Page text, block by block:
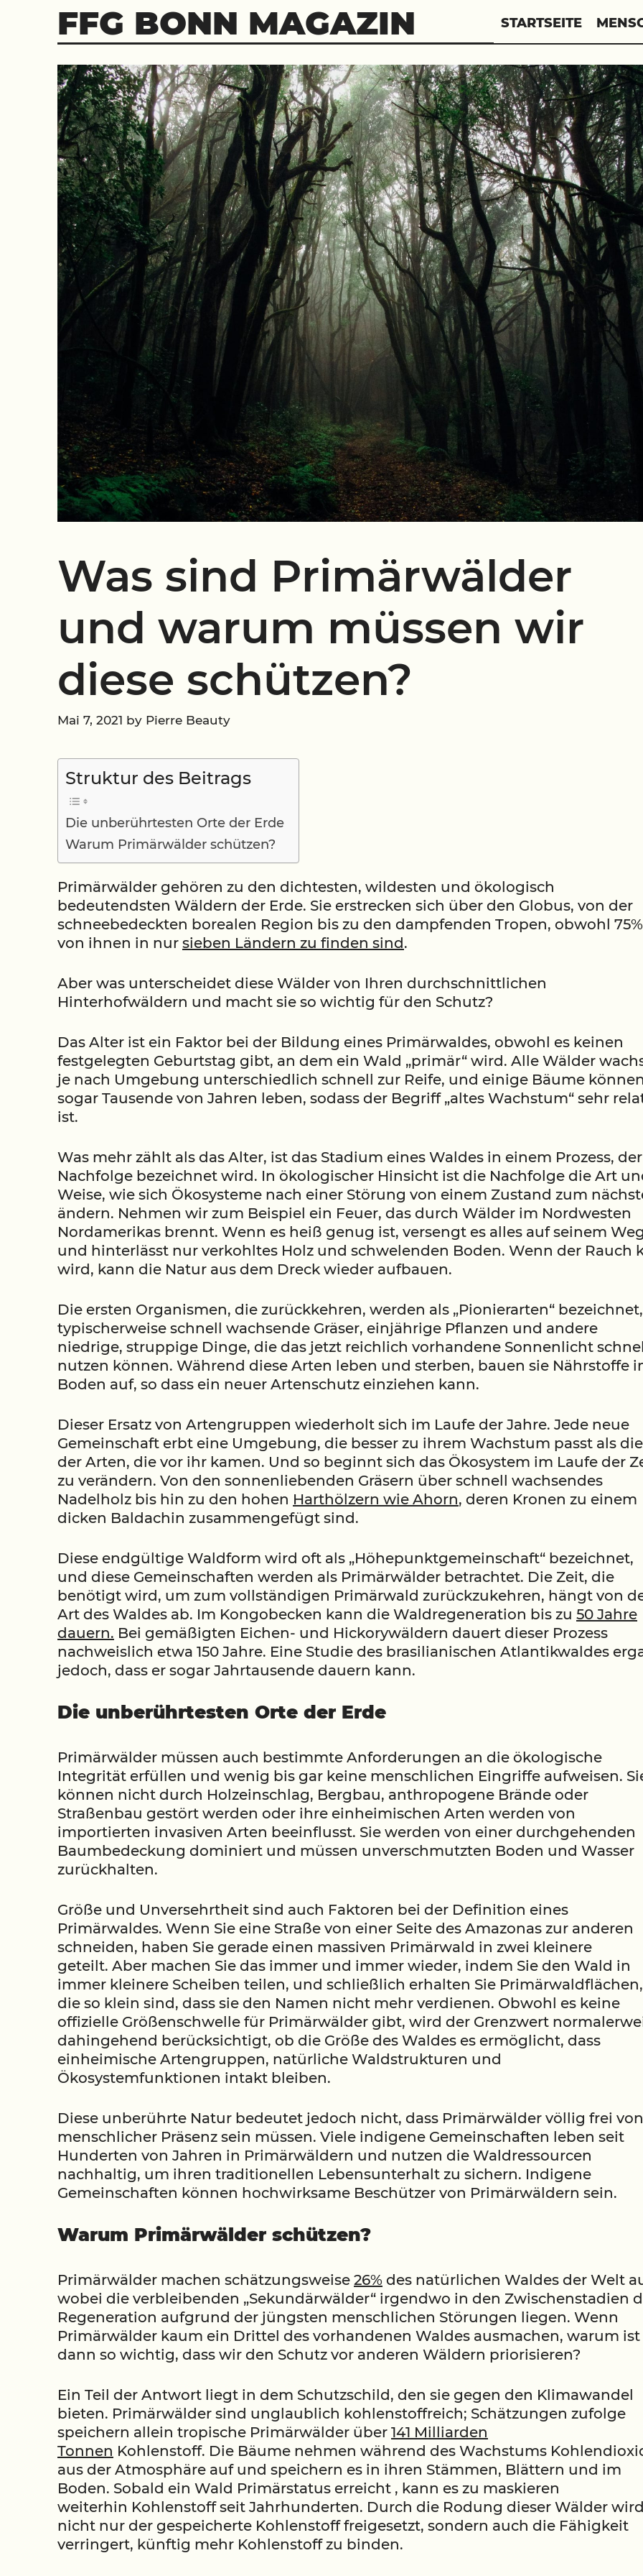
FFG BONN MAGAZIN STARTSEITE
Was sind Primärwälder
und warum müssen wir
diese schützen?
Mai 7, 2021 by Pierre Beauty
Struktur des Beitrags
Die unberührtesten Orte der Erde
Warum Primärwälder schützen?
Primärwälder gehören zu den dichtesten, wildesten und ökologisch
bedeutendsten Wäldern der Erde. Sie erstrecken sich über den Globus, von der
schneebedeckten borealen Region bis zu den dampfenden Tropen, obwohl 75%
von ihnen in nur sieben Ländern zu finden sind .
Aber was unterscheidet diese Wälder von Ihren durchschnittlichen
Hinterhofwäldern und macht sie so wichtig für den Schutz?
Das Alter ist ein Faktor bei der Bildung eines Primärwaldes, obwohl es keinen
festgelegten Geburtstag gibt, an dem ein Wald „primär“ wird. Alle Wälder
je nach Umgebung unterschiedlich schnell zur Reife, und einige Bäume
sogar Tausende von Jahren leben, sodass der Begriff „altes Wachstum“ sehr
ist.
Was mehr zählt als das Alter, ist das Stadium eines Waldes in einem Prozess,
Nachfolge bezeichnet wird. In ökologischer Hinsicht ist die Nachfolge die Art
Weise, wie sich Ökosysteme nach einer Störung von einem Zustand zum
ändern. Nehmen wir zum Beispiel ein Feuer, das durch Wälder im Nordwesten
Nordamerikas brennt. Wenn es heiß genug ist, versengt es alles auf seinem
und hinterlässt nur verkohltes Holz und schwelenden Boden. Wenn der Rauch
wird, kann die Natur aus dem Dreck wieder aufbauen.
Die ersten Organismen, die zurückkehren, werden als „Pionierarten“ bezeichnet,
typischerweise schnell wachsende Gräser, einjährige Pflanzen und andere
niedrige, struppige Dinge, die das jetzt reichlich vorhandene Sonnenlicht
nutzen können. Während diese Arten leben und sterben, bauen sie Nährstoffe
Boden auf, so dass ein neuer Artenschutz einziehen kann.
Dieser Ersatz von Artengruppen wiederholt sich im Laufe der Jahre. Jede neue
Gemeinschaft erbt eine Umgebung, die besser zu ihrem Wachstum passt als die
der Arten, die vor ihr kamen. Und so beginnt sich das Ökosystem im Laufe der
zu verändern. Von den sonnenliebenden Gräsern über schnell wachsendes
Nadelholz bis hin zu den hohen Harthölzern wie Ahorn, deren Kronen zu einem
dicken Baldachin zusammengefügt sind.
Diese endgültige Waldform wird oft als „Höhepunktgemeinschaft“ bezeichnet,
und diese Gemeinschaften werden als Primärwälder betrachtet. Die Zeit, die
benötigt wird, um zum vollständigen Primärwald zurückzukehren, hängt von
Art des Waldes ab. Im Kongobecken kann die Waldregeneration bis zu 50 Jahre
dauern. Bei gemäßigten Eichen- und Hickorywäldern dauert dieser Prozess
nachweislich etwa 150 Jahre. Eine Studie des brasilianischen Atlantikwaldes
jedoch, dass er sogar Jahrtausende dauern kann.
Die unberührtesten Orte der Erde
Primärwälder müssen auch bestimmte Anforderungen an die ökologische
Integrität erfüllen und wenig bis gar keine menschlichen Eingriffe aufweisen.
können nicht durch Holzeinschlag, Bergbau, anthropogene Brände oder
Straßenbau gestört werden oder ihre einheimischen Arten werden von
importierten invasiven Arten beeinflusst. Sie werden von einer durchgehenden
Baumbedeckung dominiert und müssen unverschmutzten Boden und Wasser
zurückhalten.
Größe und Unversehrtheit sind auch Faktoren bei der Definition eines
Primärwaldes. Wenn Sie eine Straße von einer Seite des Amazonas zur anderen
schneiden, haben Sie gerade einen massiven Primärwald in zwei kleinere
geteilt. Aber machen Sie das immer und immer wieder, indem Sie den Wald in
immer kleinere Scheiben teilen, und schließlich erhalten Sie Primärwaldflächen,
die so klein sind, dass sie den Namen nicht mehr verdienen. Obwohl es keine
offizielle Größenschwelle für Primärwälder gibt, wird der Grenzwert
dahingehend berücksichtigt, ob die Größe des Waldes es ermöglicht, dass
einheimische Artengruppen, natürliche Waldstrukturen und
Ökosystemfunktionen intakt bleiben.
Diese unberührte Natur bedeutet jedoch nicht, dass Primärwälder völlig frei von
menschlicher Präsenz sein müssen. Viele indigene Gemeinschaften leben seit
Hunderten von Jahren in Primärwäldern und nutzen die Waldressourcen
nachhaltig, um ihren traditionellen Lebensunterhalt zu sichern. Indigene
Gemeinschaften können hochwirksame Beschützer von Primärwäldern sein.
Warum Primärwälder schützen?
Primärwälder machen schätzungsweise 26% des natürlichen Waldes der Welt
wobei die verbleibenden „Sekundärwälder“ irgendwo in den Zwischenstadien
Regeneration aufgrund der jüngsten menschlichen Störungen liegen. Wenn
Primärwälder kaum ein Drittel des vorhandenen Waldes ausmachen, warum ist
dann so wichtig, dass wir den Schutz vor anderen Wäldern priorisieren?
Ein Teil der Antwort liegt in dem Schutzschild, den sie gegen den Klimawandel
bieten. Primärwälder sind unglaublich kohlenstoffreich; Schätzungen zufolge
speichern allein tropische Primärwälder über 141 Milliarden
Tonnen Kohlenstoff. Die Bäume nehmen während des Wachstums
aus der Atmosphäre auf und speichern es in ihren Stämmen, Blättern und im
Boden. Sobald ein Wald Primärstatus erreicht , kann es zu maskieren
weiterhin Kohlenstoff seit Jahrhunderten. Durch die Rodung dieser Wälder
nicht nur der gespeicherte Kohlenstoff freigesetzt, sondern auch die Fähigkeit
verringert, künftig mehr Kohlenstoff zu binden.